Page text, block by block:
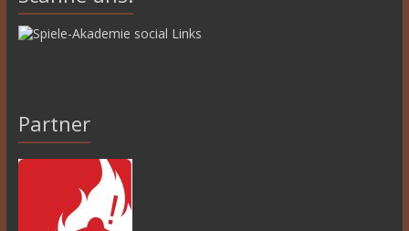
Partner